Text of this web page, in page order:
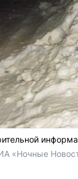
«Ночные